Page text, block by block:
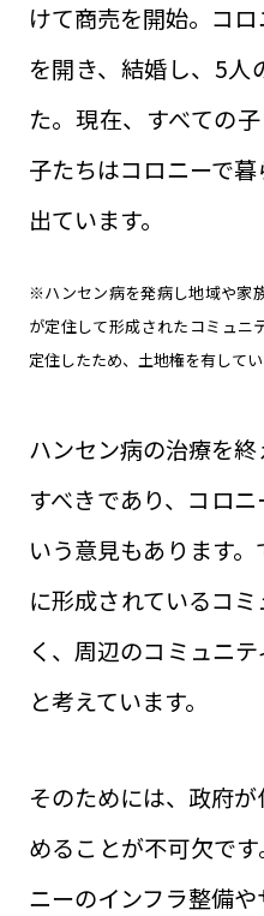
けて商売を開始。コ
を開き、結婚し、5人
た。現在、すべての
子たちはコロニーで
出ています。
※ハンセン病を発病し地域や家
が定住して形成されたコミュニ
定住したため、土地権を有して
ハンセン病の治療を
すべきであり、コロ
いう意見もあります
に形成されているコ
く、周辺のコミュニ
と考えています。
そのためには、政府
めることが不可欠で
ニーのインフラ整備